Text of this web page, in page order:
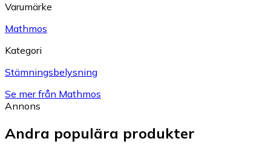
Varumärke
Mathmos
Kategori
Stämningsbelysning
Se mer från Mathmos
Annons
Andra populära produkter